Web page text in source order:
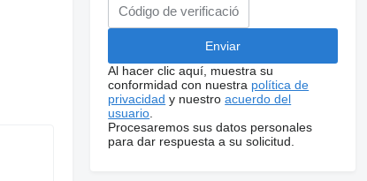
Al hacer clic aquí, muestra su
conformidad con nuestra política de
privacidad y nuestroacuerdo del
usuario
Procesaremos sus datos personales
para dar respuesta a su solicitud.